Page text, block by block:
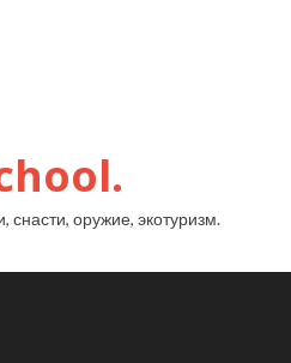
снасти, оружие, экотуризм.